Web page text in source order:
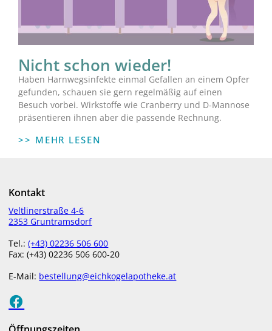
Nicht schon wieder!
Haben Harnwegsinfekte einmal Gefallen an einem Opfer
gefunden, schauen sie gern regelmäßig auf einen
Besuch vorbei. Wirkstoffe wie Cranberry und D-Mannose
präsentieren ihnen aber die passende Rechnung.
>> MEHR LESEN
Tiergesundheit
Kontakt
Veltlinerstraße 4-6
2353 Gruntramsdorf
Tel.:(+43) 02236 506 600
Fax: (+43) 02236 506 600-20
E-Mail: bestellung@eichkogelapotheke.at